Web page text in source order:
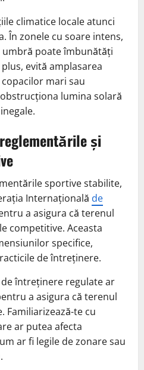
climatice locale atunci
În zonele cu soare intens,
poate îmbunătăți
evită amplasarea
mari sau
lumina solară
și
sportive stabilite,
Internațională de
a asigura că terenul
competitive. Aceasta
specifice,
de întreținere.
întreținere regulate ar
a asigura că terenul
Familiarizează-te cu
ar putea afecta
ar fi legile de zonare sau